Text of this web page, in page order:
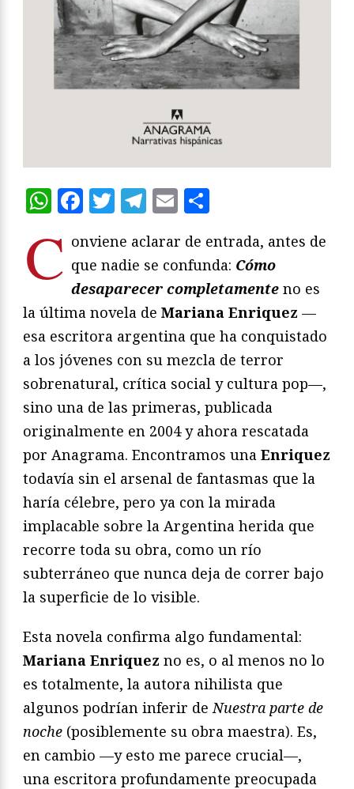
WhatsApp
Facebook
Twitter
Telegram
Email
C onviene aclarar de entrada, antes de
que nadie se confunda: Cómo
desaparecer completamente no es
la última novela de Mariana Enriquez —
esa escritora argentina que ha conquistado
a los jóvenes con su mezcla de terror
sobrenatural, crítica social y cultura pop—,
sino una de las primeras, publicada
originalmente en 2004 y ahora rescatada
por Anagrama. Encontramos una Enriquez
todavía sin el arsenal de fantasmas que la
haría célebre, pero ya con la mirada
implacable sobre la Argentina herida que
recorre toda su obra, como un río
subterráneo que nunca deja de correr bajo
la superficie de lo visible.
Esta novela confirma algo fundamental:
Mariana Enriquez no es, o al menos no lo
es totalmente, la autora nihilista que
algunos podrían inferir de Nuestra parte de
noche (posiblemente su obra maestra). Es,
en cambio —y esto me parece crucial—,
una escritora profundamente preocupada